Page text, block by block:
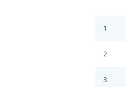
1
2
3